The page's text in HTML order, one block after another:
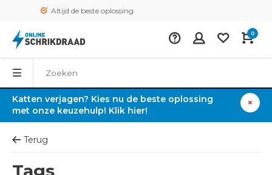
Altijd de beste oplossing
0
Katten verjagen? Kies nu de beste oplossing
met onze keuzehulp! Klik hier!
Terug
Tags